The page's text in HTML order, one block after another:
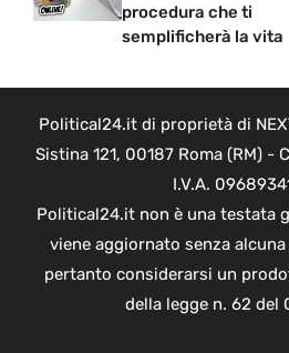
procedura che ti
semplificherà la vita
Political24.it di proprietà di
Sistina 121, 00187 Roma (RM) -
I.V.A.
Political24.it non è una testata
viene aggiornato senza
pertanto considerarsi un
della legge n. 62 del